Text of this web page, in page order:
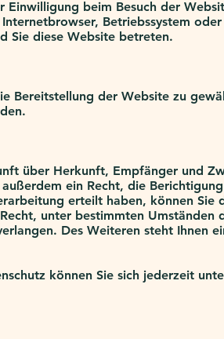
beim Besuch der
Betriebssystem
Sie diese Website betreten.
Bereitstellung der Website zu
über Herkunft, Empfänger und
ein Recht, die
erteilt haben, können Sie
unter bestimmten Umständen
Des Weiteren steht Ihnen
können Sie sich jederzeit